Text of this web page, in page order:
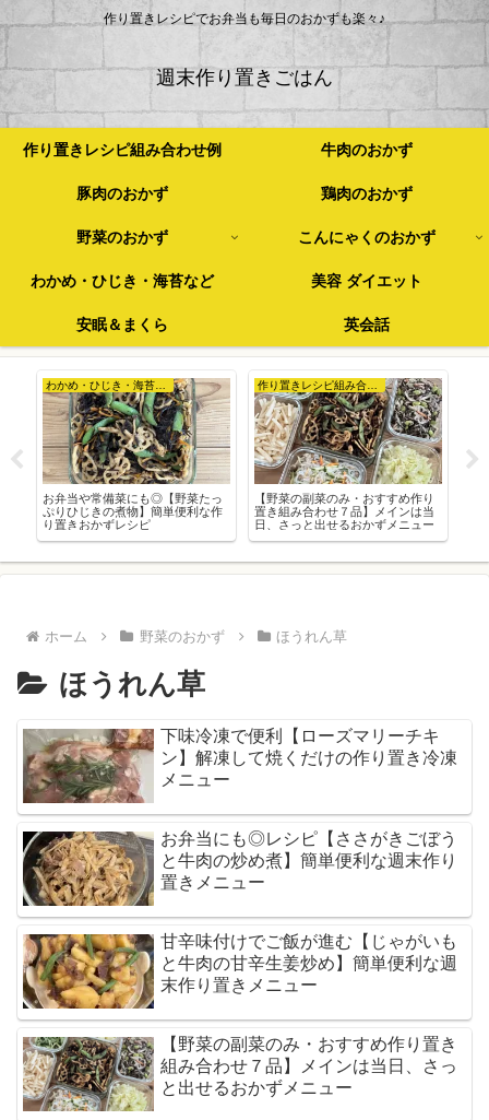
作り置きレシピでお弁当も毎日のおかずも楽々♪
週末作り置きごはん
作り置きレシピ組み合わせ例 牛肉のおかず
豚肉のおかず 鶏肉のおかず
野菜のおかず こんにゃくのおかず
わかめ・ひじき・海苔など 美容 ダイエット
安眠＆まくら 英会話
わかめ・ひじき・海苔など
お弁当や常備菜にも◎【野菜たっ
ぷりひじきの煮物】簡単便利な作
り置きおかずレシピ
作り置きレシピ組み合わせ例
【野菜の副菜のみ・おすすめ作り
置き組み合わせ７品】メインは当
日、さっと出せるおかずメニュー
ホーム 野菜のおかず ほうれん草
ほうれん草
下味冷凍で便利【ローズマリーチキ
ン】解凍して焼くだけの作り置き冷凍
メニュー
お弁当にも◎レシピ【ささがきごぼう
と牛肉の炒め煮】簡単便利な週末作り
置きメニュー
甘辛味付けでご飯が進む【じゃがいも
と牛肉の甘辛生姜炒め】簡単便利な週
末作り置きメニュー
【野菜の副菜のみ・おすすめ作り置き
組み合わせ７品】メインは当日、さっ
と出せるおかずメニュー